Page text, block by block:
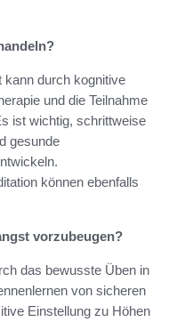
kann durch kognitive
und die Teilnahme
ist wichtig, schrittweise
gesunde
können ebenfalls
vorzubeugen?
das bewusste Üben in
von sicheren
Einstellung zu Höhen